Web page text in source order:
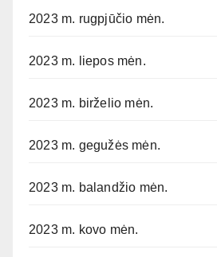
2023 m. rugpjūčio mėn.
2023 m. liepos mėn.
2023 m. birželio mėn.
2023 m. gegužės mėn.
2023 m. balandžio mėn.
2023 m. kovo mėn.